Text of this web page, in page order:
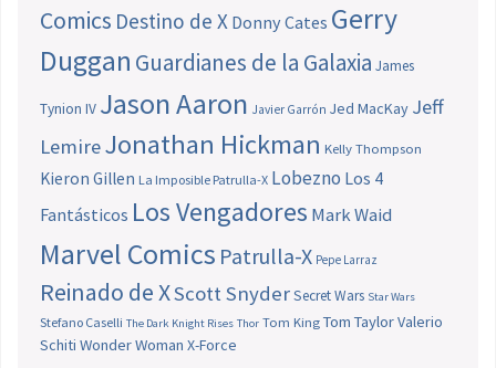
Comics Destino de X Donny Cates Gerry
Duggan Guardianes de la Galaxia James
Tynion IV Jason Aaron Javier Garrón Jed MacKay Jeff
LemireJonathan Hickman Kelly Thompson
Kieron Gillen La Imposible Patrulla-X Lobezno Los 4
Fantásticos Los Vengadores Mark Waid
Marvel Comics Patrulla-X Pepe Larraz
Reinado de XScott SnyderSecret Wars Star Wars
Stefano Caselli The Dark Knight Rises Thor Tom King Tom TaylorValerio
Schiti Wonder Woman X-Force